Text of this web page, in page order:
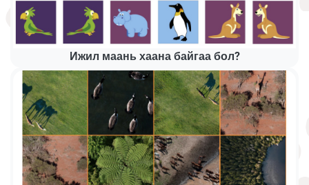
Ижил маань хаана байгаа бол?